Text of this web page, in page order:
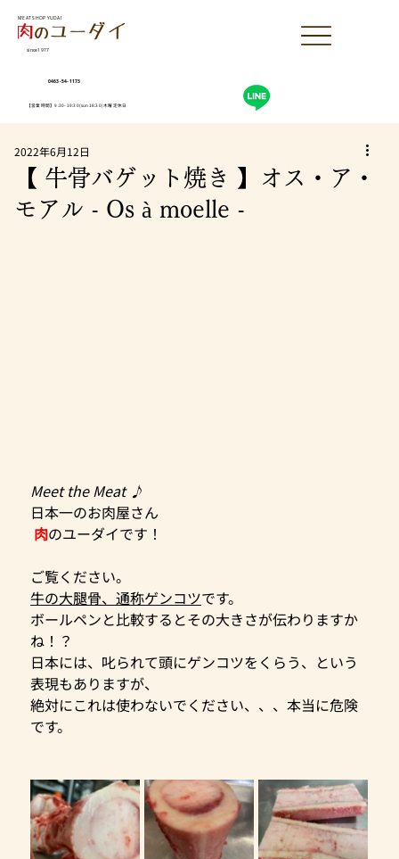
0463-54-1173
【営業時間】9:30-19:30(sun18:30)木曜定休日
MEAT SHOP YUDAI
since1977
【 牛骨バゲット焼き 】オス・ア・
モアル - Os à moelle -
2022年6月12日
Meet the Meat ♪
日本一のお肉屋さん
肉のユーダイです！
ご覧ください。
牛の大腿骨、通称ゲンコツです。
ボールペンと比較するとその大きさが伝わりますか
ね！？
日本には、叱られて頭にゲンコツをくらう、という
表現もありますが、
絶対にこれは使わないでください、、、本当に危険
です。